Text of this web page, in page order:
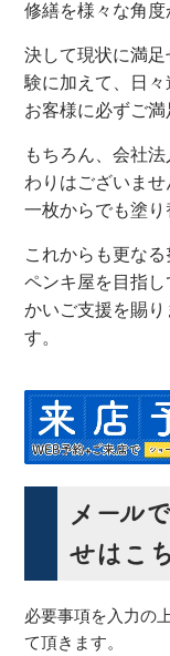
修繕を様々な角度
決して現状に満
験に加えて、日々
お客様に必ずご満
もちろん、会社
わりはございま
一枚からでも塗り
これからも更な
ペンキ屋を目指
かいご支援を賜
す。
メール
せはこ
必要事項を入力の
て頂きます。